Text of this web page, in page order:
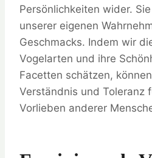
Persönlichkeiten wider.
unserer eigenen
Geschmacks. Indem wir
Vogelarten und ihre
Facetten schätzen,
Verständnis und Toleranz
Vorlieben anderer